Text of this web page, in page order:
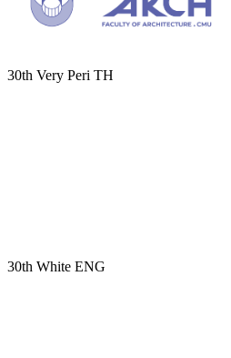
30th Very Peri TH
30th White ENG